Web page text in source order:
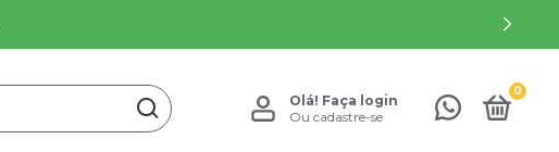
Olá! Faça login
Ou cadastre-se
0